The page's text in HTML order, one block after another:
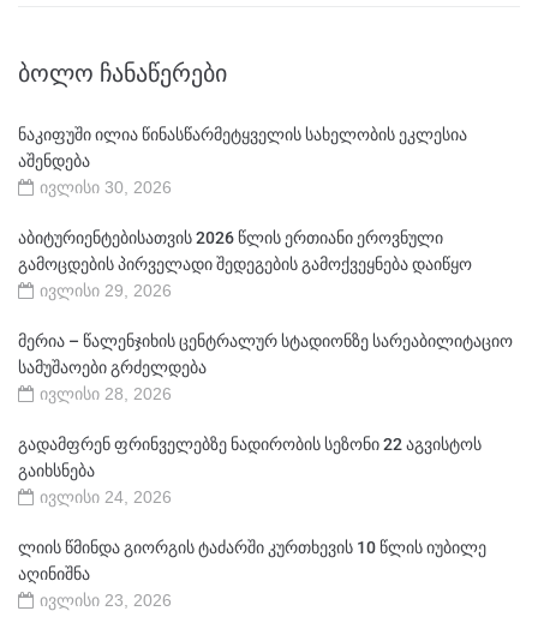
ᲑᲝᲚᲝ ᲩᲐᲜᲐᲬᲔᲠᲔᲑᲘ
ნაკიფუში ილია წინასწარმეტყველის სახელობის ეკლესია
აშენდება
ივლისი 30, 2026
აბიტურიენტებისათვის 2026 წლის ერთიანი ეროვნული
გამოცდების პირველადი შედეგების გამოქვეყნება დაიწყო
ივლისი 29, 2026
მერია – წალენჯიხის ცენტრალურ სტადიონზე სარეაბილიტაციო
სამუშაოები გრძელდება
ივლისი 28, 2026
გადამფრენ ფრინველებზე ნადირობის სეზონი 22 აგვისტოს
გაიხსნება
ივლისი 24, 2026
ლიის წმინდა გიორგის ტაძარში კურთხევის 10 წლის იუბილე
აღინიშნა
ივლისი 23, 2026